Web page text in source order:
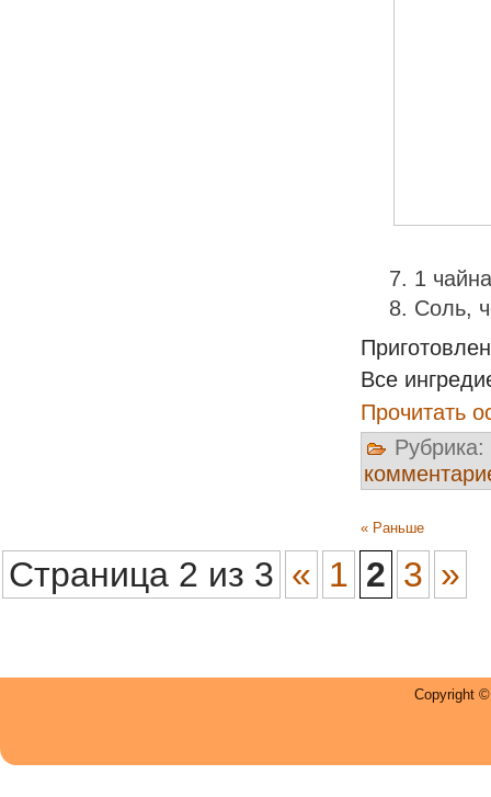
1
Соль,
Все
Прочитать
Рубрика:
« Раньше
Страница 2 из 3 « 1 2 3 »
Copyright